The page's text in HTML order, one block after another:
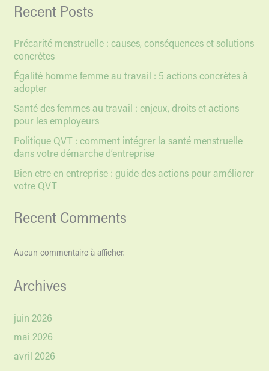
Recent Posts
Précarité menstruelle : causes, conséquences et solutions
concrètes
Égalité homme femme au travail : 5 actions concrètes à
adopter
Santé des femmes au travail : enjeux, droits et actions
pour les employeurs
Politique QVT : comment intégrer la santé menstruelle
dans votre démarche d’entreprise
Bien etre en entreprise : guide des actions pour améliorer
votre QVT
Recent Comments
Aucun commentaire à afficher.
Archives
juin 2026
mai 2026
avril 2026